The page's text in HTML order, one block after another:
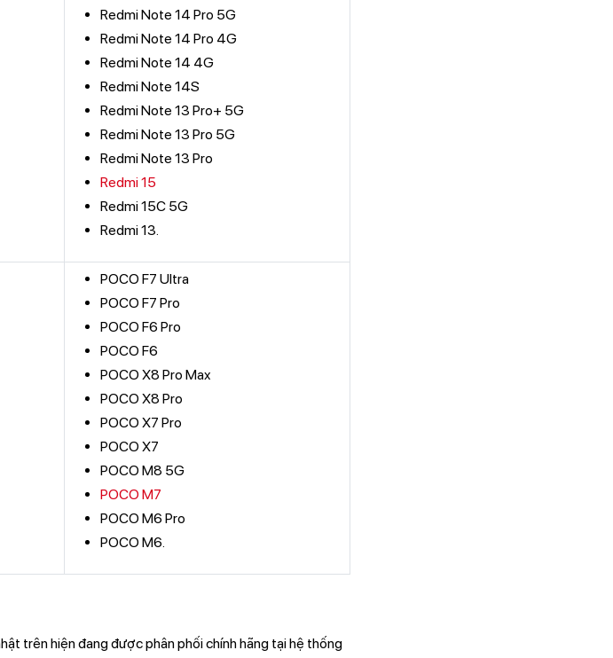
Redmi Note 14 Pro 5G
Redmi Note 14 Pro 4G
Redmi Note 14 4G
Redmi Note 14S
Redmi Note 13 Pro+ 5G
Redmi Note 13 Pro 5G
Redmi Note 13 Pro
Redmi 15
Redmi 15C 5G
Redmi 13.
POCO F7 Ultra
POCO F7 Pro
POCO F6 Pro
POCO F6
POCO X8 Pro Max
POCO X8 Pro
POCO X7 Pro
POCO X7
POCO M8 5G
POCO M7
POCO M6 Pro
POCO M6.
trên hiện đang được phân phối chính hãng tại hệ thống